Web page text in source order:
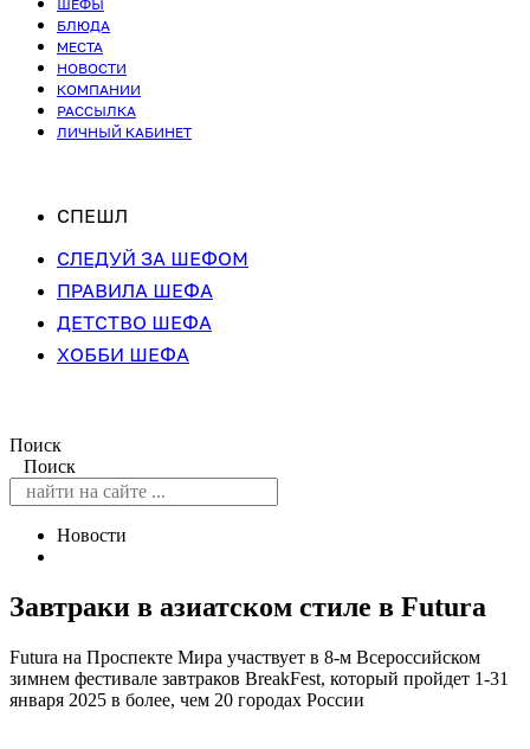
ШЕФЫ
БЛЮДА
МЕСТА
НОВОСТИ
КОМПАНИИ
РАССЫЛКА
ЛИЧНЫЙ КАБИНЕТ
СПЕШЛ
СЛЕДУЙ ЗА ШЕФОМ
ПРАВИЛА ШЕФА
ДЕТСТВО ШЕФА
ХОББИ ШЕФА
Поиск
Поиск
Новости
Завтраки в азиатском стиле в Futura
Futura на Проспекте Мира участвует в 8-м Всероссийском
зимнем фестивале завтраков BreakFest, который пройдет 1-31
января 2025 в более, чем 20 городах России